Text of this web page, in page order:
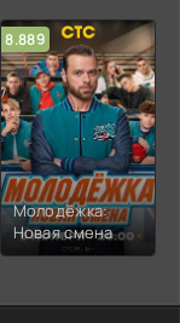
8.889
Молодёжка:
Новая смена